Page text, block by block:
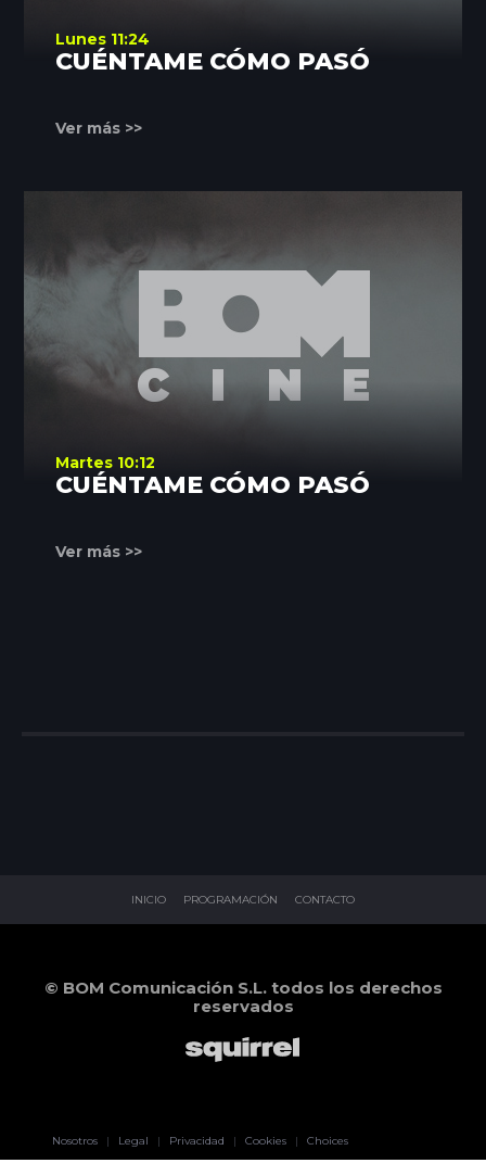
Lunes 11:24
CUÉNTAME CÓMO PASÓ
Ver más >>
Martes 10:12
CUÉNTAME CÓMO PASÓ
Ver más >>
INICIO PROGRAMACIÓN CONTACTO
© BOM Comunicación S.L. todos los derechos
reservados
Nosotros | Legal | Privacidad | Cookies | Choices